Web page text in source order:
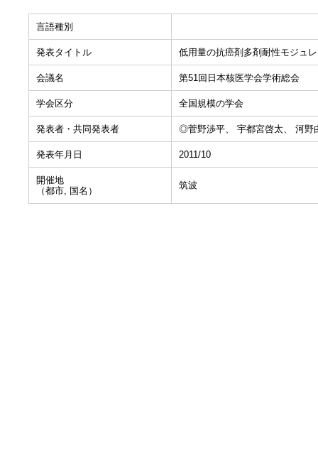
言語種別
発表タイトル 低用量の抗癌剤多剤耐性モジュ
会議名 第51回日本核医学会学術総会
学会区分 全国規模の学会
発表者・共同発表者 ◎菅野渉平、 宇都宮啓太、 河野
発表年月日 2011/10
開催地
（都市, 国名）
筑波